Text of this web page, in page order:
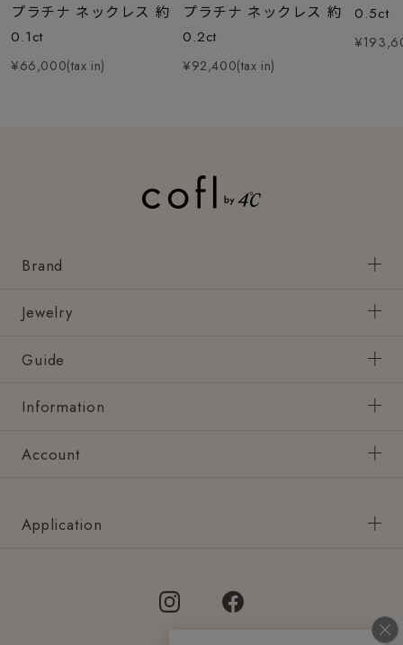
プラチナ ネックレス 約
0.1ct
¥66,000(tax in)
プラチナ ネックレス 約
0.2ct
¥92,400(tax in)
0.5ct
Brand
Jewelry
Guide
Information
Account
Application